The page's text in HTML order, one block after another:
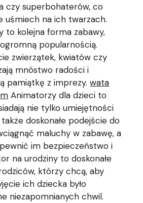
czy superbohaterów, co
uśmiech na ich twarzach.
to kolejna forma zabawy,
popularnością.
zwierzątek, kwiatów czy
mnóstwo radości i
pamiątkę z imprezy.wata
Animatorzy dla dzieci to
nie tylko umiejętności
doskonałe podejście do
maluchy w zabawę, a
im bezpieczeństwo i
na urodziny to doskonałe
którzy chcą, aby
ich dziecka było
niezapomnianych chwil.